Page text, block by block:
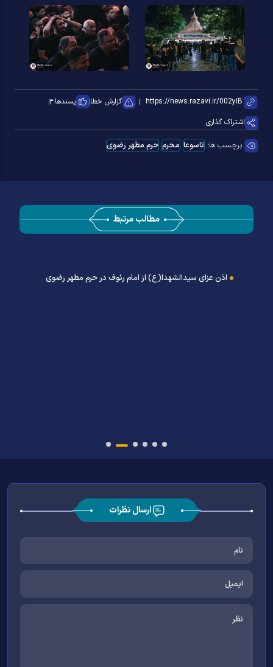
گزارش خطا پسندها:۳
اشتراک گذاری
برچسب ها: تاسوعا محرم حرم مطهر رضوی
مطالب مرتبط
اذن عزای سیدالشهدا(ع) از امام رئوف در حرم مطهر رضوی
ارسال نظرات